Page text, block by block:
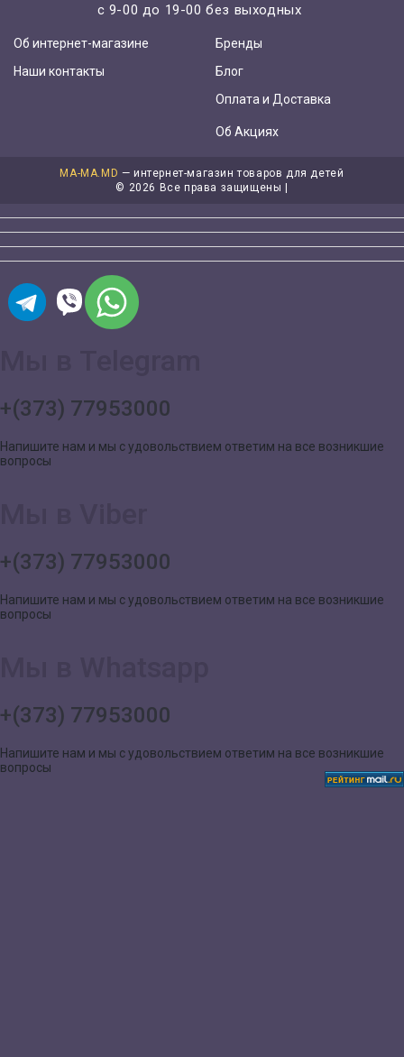
с 9-00 до 19-00 без выходных
Об интернет-магазине
Наши контакты
Бренды
Блог
Оплата и Доставка
Об Акциях
MA-MA.MD — интернет-магазин товаров для детей
© 2026 Все права защищены |
+(373) 77953000
Напишите нам и мы с удовольствием ответим на все возникшие
вопросы
+(373) 77953000
Напишите нам и мы с удовольствием ответим на все возникшие
вопросы
+(373) 77953000
Напишите нам и мы с удовольствием ответим на все возникшие
вопросы